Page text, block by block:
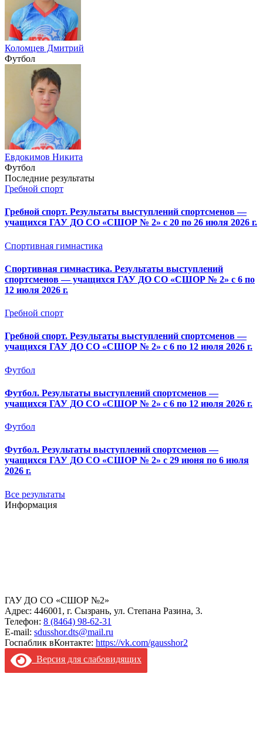
Коломцев Дмитрий
Футбол
Евдокимов Никита
Футбол
Последние результаты
Гребной спорт
Гребной спорт. Результаты выступлений спортсменов —
учащихся ГАУ ДО СО «СШОР № 2» с 20 по 26 июля 2026 г.
Спортивная гимнастика
Спортивная гимнастика. Результаты выступлений
спортсменов — учащихся ГАУ ДО СО «СШОР № 2» с 6 по
12 июля 2026 г.
Гребной спорт
Гребной спорт. Результаты выступлений спортсменов —
учащихся ГАУ ДО СО «СШОР № 2» с 6 по 12 июля 2026 г.
Футбол
Футбол. Результаты выступлений спортсменов —
учащихся ГАУ ДО СО «СШОР № 2» с 6 по 12 июля 2026 г.
Футбол
Футбол. Результаты выступлений спортсменов —
учащихся ГАУ ДО СО «СШОР № 2» с 29 июня по 6 июля
2026 г.
Все результаты
Информация
ГАУ ДО СО «СШОР №2»
Адрес: 446001, г. Сызрань, ул. Степана Разина, 3.
Телефон: 8 (8464) 98-62-31
E-mail: sdusshor.dts@mail.ru
Госпаблик вКонтакте: https://vk.com/gausshor2
Версия для слабовидящих